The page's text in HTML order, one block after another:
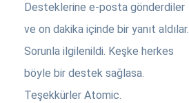
Desteklerine e-posta gönderdiler
ve on dakika içinde bir yanıt aldılar.
Sorunla ilgilenildi. Keşke herkes
böyle bir destek sağlasa.
Teşekkürler Atomic.